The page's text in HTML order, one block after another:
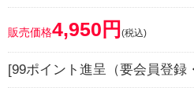
販売価格4,950円 (税込)
[99ポイント進呈（要会員登録